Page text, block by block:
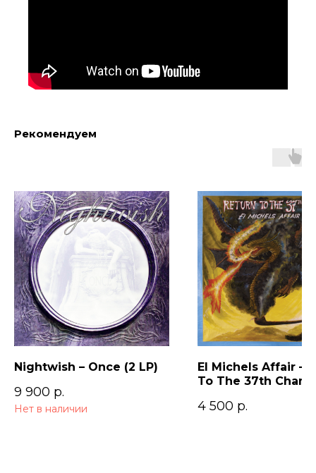
Рекомендуем
Nightwish – Once (2 LP)
9 900 р.
Нет в наличии
El Michels Affair –
To The 37th
4 500 р.